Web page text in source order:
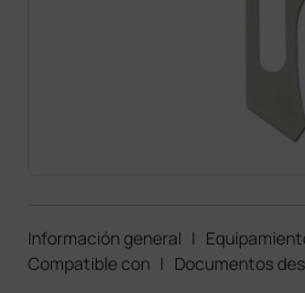
Información general |
Compatible con | Documentos